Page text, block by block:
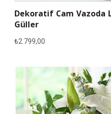
Dekoratif Cam Vazoda
Güller
₺2.799,00